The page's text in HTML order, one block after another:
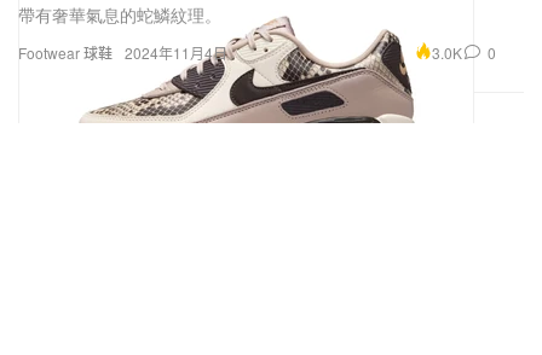
Footwear 球鞋
帶有奢華氣息的蛇鱗紋理。
2024年11月4日 3.0K 0